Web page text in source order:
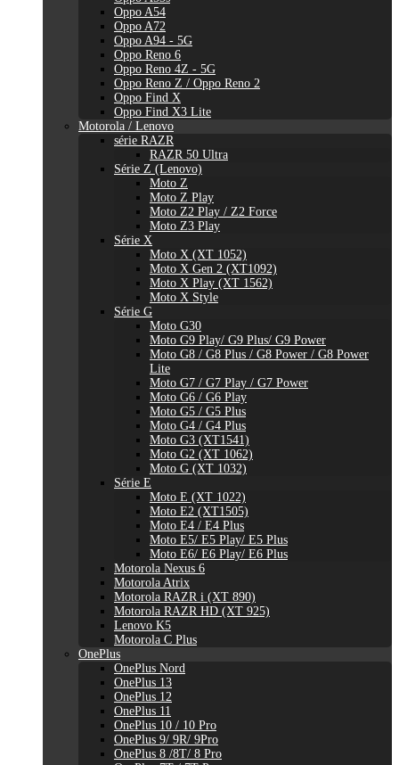
Oppo A54
Oppo A72
Oppo A94 - 5G
Oppo Reno 6
Oppo Reno 4Z - 5G
Oppo Reno Z / Oppo Reno 2
Oppo Find X
Oppo Find X3 Lite
Motorola / Lenovo
série RAZR
RAZR 50 Ultra
Série Z (Lenovo)
Moto Z
Moto Z Play
Moto Z2 Play / Z2 Force
Moto Z3 Play
Série X
Moto X (XT 1052)
Moto X Gen 2 (XT1092)
Moto X Play (XT 1562)
Moto X Style
Série G
Moto G30
Moto G9 Play/ G9 Plus/ G9 Power
Moto G8 / G8 Plus / G8 Power / G8 Power
Lite
Moto G7 / G7 Play / G7 Power
Moto G6 / G6 Play
Moto G5 / G5 Plus
Moto G4 / G4 Plus
Moto G3 (XT1541)
Moto G2 (XT 1062)
Moto G (XT 1032)
Série E
Moto E (XT 1022)
Moto E2 (XT1505)
Moto E4 / E4 Plus
Moto E5/ E5 Play/ E5 Plus
Moto E6/ E6 Play/ E6 Plus
Motorola Nexus 6
Motorola Atrix
Motorola RAZR i (XT 890)
Motorola RAZR HD (XT 925)
Lenovo K5
Motorola C Plus
OnePlus
OnePlus Nord
OnePlus 13
OnePlus 12
OnePlus 11
OnePlus 10 / 10 Pro
OnePlus 9/ 9R/ 9Pro
OnePlus 8 /8T/ 8 Pro